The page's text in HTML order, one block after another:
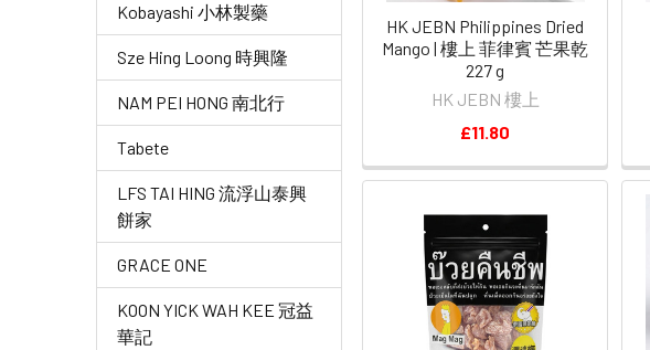
Kobayashi 小林製藥
Sze Hing Loong 時興隆
NAM PEI HONG 南北行
Tabete
LFS TAI HING 流浮山泰興
餅家
GRACE ONE
KOON YICK WAH KEE 冠益
華記
HK JEBN Philippines Dried
Mango | 樓上 菲律賓 芒果乾
227 g
HK JEBN 樓上
£11.80